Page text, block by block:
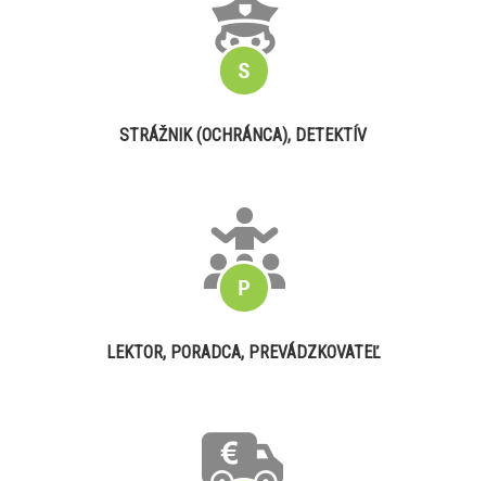
STRÁŽNIK (OCHRÁNCA), DETEKTÍV
LEKTOR, PORADCA, PREVÁDZKOVATEĽ